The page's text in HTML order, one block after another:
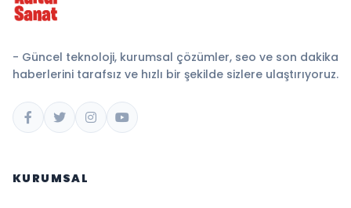
- Güncel teknoloji, kurumsal çözümler, seo ve son dakika
haberlerini tarafsız ve hızlı bir şekilde sizlere ulaştırıyoruz.
KURUMSAL